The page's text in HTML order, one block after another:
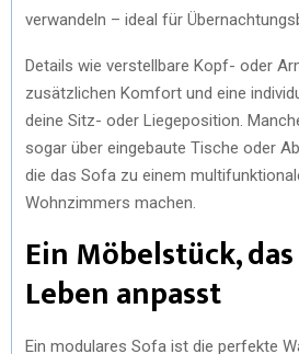
verwandeln – ideal für
Details wie verstellbare Kopf- oder
zusätzlichen Komfort und eine
deine Sitz- oder Liegeposition.
sogar über eingebaute Tische oder
die das Sofa zu einem
Wohnzimmers machen.
Ein Möbelstück,
Leben anpasst
Ein modulares Sofa ist die perfekte